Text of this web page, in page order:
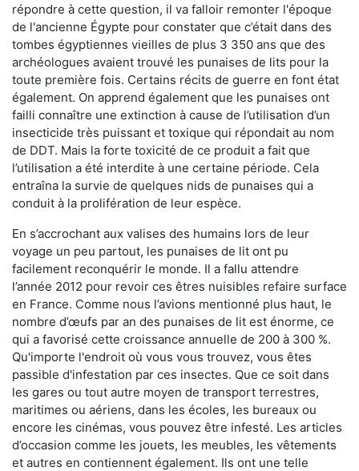
répondre à cette question, il va falloir remonter l'époque
de l'ancienne Égypte pour constater que c’était dans des
tombes égyptiennes vieilles de plus 3 350 ans que des
archéologues avaient trouvé les punaises de lits pour la
toute première fois. Certains récits de guerre en font état
également. On apprend également que les punaises ont
failli connaître une extinction à cause de l’utilisation d’un
insecticide très puissant et toxique qui répondait au nom
de DDT. Mais la forte toxicité de ce produit a fait que
l’utilisation a été interdite à une certaine période. Cela
entraîna la survie de quelques nids de punaises qui a
conduit à la prolifération de leur espèce.
En s’accrochant aux valises des humains lors de leur
voyage un peu partout, les punaises de lit ont pu
facilement reconquérir le monde. Il a fallu attendre
l’année 2012 pour revoir ces êtres nuisibles refaire surface
en France. Comme nous l’avions mentionné plus haut, le
nombre d’œufs par an des punaises de lit est énorme, ce
qui a favorisé cette croissance annuelle de 200 à 300 %.
Qu'importe l'endroit où vous vous trouvez, vous êtes
passible d'infestation par ces insectes. Que ce soit dans
les gares ou tout autre moyen de transport terrestres,
maritimes ou aériens, dans les écoles, les bureaux ou
encore les cinémas, vous pouvez être infesté. Les articles
d’occasion comme les jouets, les meubles, les vêtements
et autres en contiennent également. Ils ont une telle